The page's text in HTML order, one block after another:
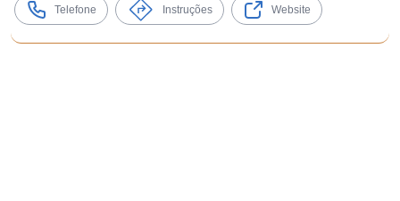
Telefone Instruções Website